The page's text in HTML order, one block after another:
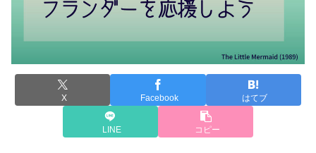
X Facebook はてブ
LINE コピー